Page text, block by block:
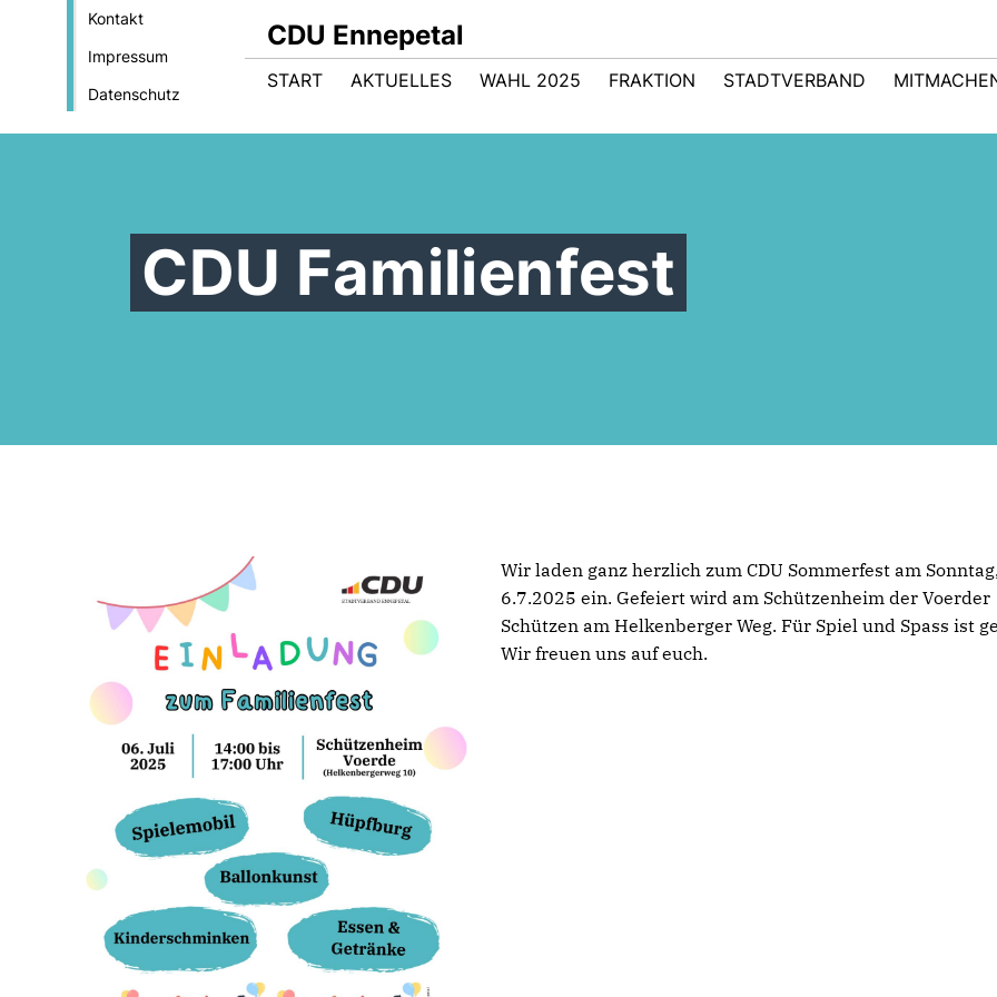
Kontakt
Impressum
Datenschutz
CDU Ennepetal
START AKTUELLES WAHL 2025 FRAKTION STADTVERBAND
CDU Familienfest
Wir laden ganz herzlich zum CDU Sommerfest am
6.7.2025 ein. Gefeiert wird am Schützenheim der Voerder
Schützen am Helkenberger Weg. Für Spiel und Spass ist
Wir freuen uns auf euch.